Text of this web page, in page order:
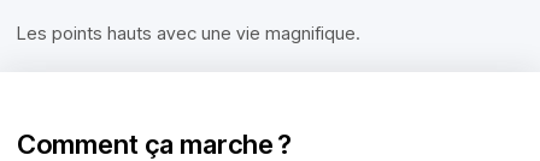
Les points hauts avec une vie magnifique.
Comment ça marche ?